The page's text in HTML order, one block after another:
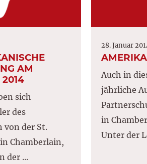
AM
sich
des
von der St.
Chamberlain,
der ...
28. Januar
Auch in
jährliche
in
Unter der